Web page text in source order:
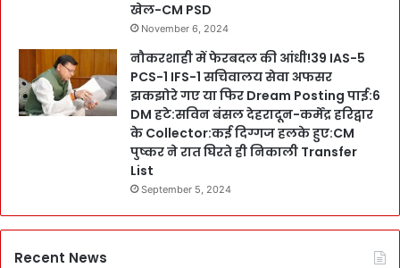
खेल-CM PSD
November 6, 2024
नौकरशाही में फेरबदल की आंधी!39 IAS-5
PCS-1 IFS-1 सचिवालय सेवा अफसर
झकझोरे गए या फिर Dream Posting पाई:6
DM हटे:सविन बंसल देहरादून-कर्मेंद्र हरिद्वार
के Collector:कई दिग्गज हलके हुए:CM
पुष्कर ने रात घिरते ही निकाली Transfer
List
September 5, 2024
Recent News